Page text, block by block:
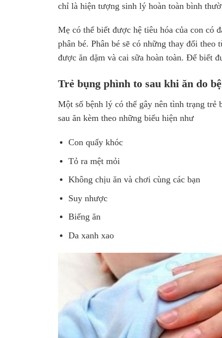
chỉ là hiện tượng sinh lý hoàn toàn bình
Mẹ có thể biết được hệ tiêu hóa của con có
phân bé. Phân bé sẽ có những thay đổi
được ăn dặm và cai sữa hoàn toàn. Để biết
Trẻ bụng phình to sau khi ăn do
Một số bệnh lý có thể gây nên tình trạng
sau ăn kèm theo những biểu hiện như
Con quấy khóc
Tỏ ra mệt mỏi
Không chịu ăn và chơi cùng các bạn
Suy nhược
Biếng ăn
Da xanh xao